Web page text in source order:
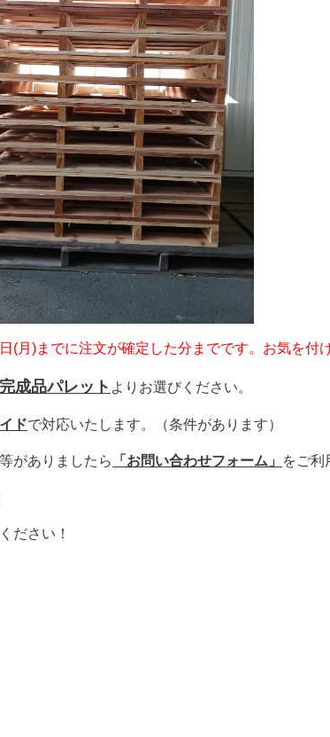
(月)までに注文が確定した分までです。お気を付
完成品パレット よりお選びください。
ドで対応いたします。（条件があります）
がありましたら 「お問い合わせフォーム」 をご利
ださい！